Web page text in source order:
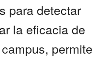
para detectar
la eficacia de
permite